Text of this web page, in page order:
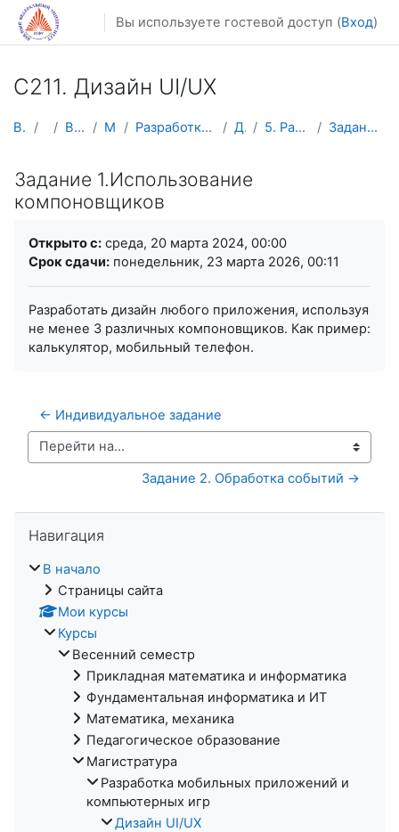
Перейти к основному содержанию
Вы используете гостевой доступ (Вход)
C211. Дизайн UI/UX
В начало Курсы Весенний семестр Магистратура Разработка мобильных приложений и компьютерных игр Дизайн UI/UX 5. Разработка приложения в JavaFX Задание 1.Использование компоновщиков
Задание 1.Использование
компоновщиков
Открыто с: среда, 20 марта 2024, 00:00
Срок сдачи: понедельник, 23 марта 2026, 00:11
Разработать дизайн любого приложения, используя
не менее 3 различных компоновщиков. Как пример:
калькулятор, мобильный телефон.
← Индивидуальное задание
Перейти на...
Задание 2. Обработка событий →
Навигация
В начало
Страницы сайта
Мои курсы
Курсы
Весенний семестр
Прикладная математика и информатика
Фундаментальная информатика и ИТ
Математика, механика
Педагогическое образование
Магистратура
Разработка мобильных приложений и
компьютерных игр
Дизайн UI/UX